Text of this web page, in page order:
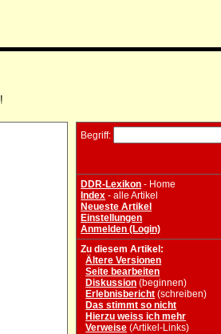
!
Begriff:
DDR-Lexikon - Home
Index - alle Artikel
Neueste Artikel
Einstellungen
Anmelden (Login)
Zu diesem Artikel:
Ältere Versionen
Seite bearbeiten
Diskussion (beginnen)
Erlebnisbericht (schreiben)
Das stimmt so nicht
Hierzu weiss ich mehr
Verweise (Artikel-Links)